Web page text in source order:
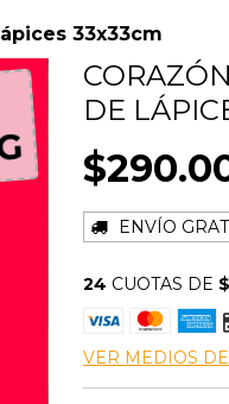
33x33cm
DE
ENVÍO
24 CUOTAS DE
VER MEDIOS